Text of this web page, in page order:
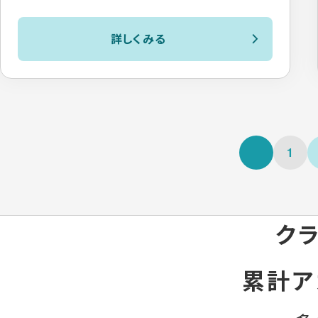
詳しくみる
1
ク
累計